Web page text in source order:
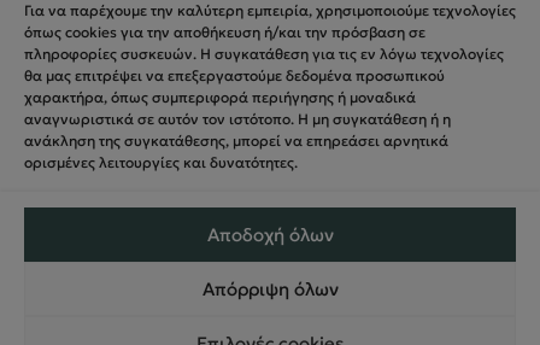
Για να παρέχουμε την καλύτερη εμπειρία, χρησιμοποιούμε τεχνολογίες
όπως cookies για την αποθήκευση ή/και την πρόσβαση σε
πληροφορίες συσκευών. Η συγκατάθεση για τις εν λόγω τεχνολογίες
θα μας επιτρέψει να επεξεργαστούμε δεδομένα προσωπικού
χαρακτήρα, όπως συμπεριφορά περιήγησης ή μοναδικά
αναγνωριστικά σε αυτόν τον ιστότοπο. Η μη συγκατάθεση ή η
ανάκληση της συγκατάθεσης, μπορεί να επηρεάσει αρνητικά
ορισμένες λειτουργίες και δυνατότητες.
Αποδοχή όλων
Απόρριψη όλων
ΦΌΡΜΑ ΥΠΑΝΑΧΏΡΗΣΗΣ